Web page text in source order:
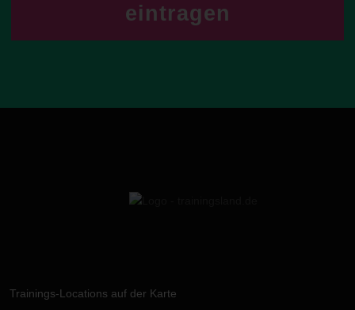
eintragen
Trainings-Locations auf der Karte